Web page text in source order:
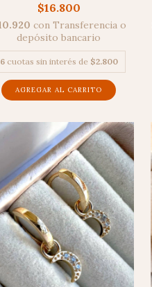
$16.800
con Transferencia o
depósito bancario
6 cuotas sin interés de $2.800